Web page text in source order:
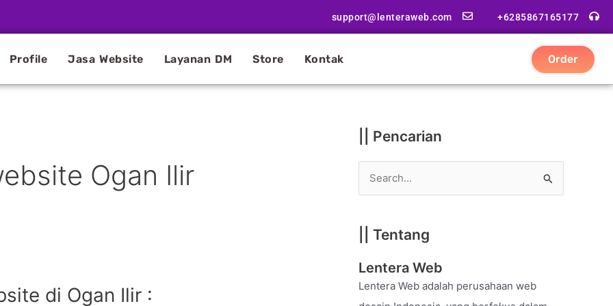
support@lenteraweb.com +6285867165177
Profile Jasa Website Layanan DM Store Kontak Order
Ogan Ilir
di Ogan Ilir :
|| Pencarian
r
c
h
|| Tentang
Lentera Web
Lentera Web adalah perusahaan web
|
t
g
i